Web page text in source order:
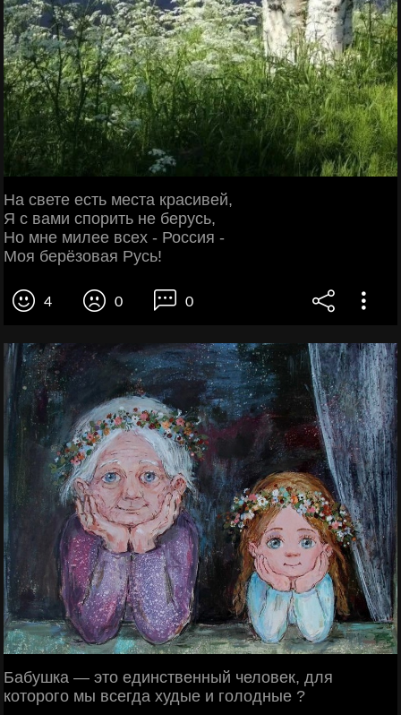
На свете есть места красивей,
Я с вами спорить не берусь,
Но мне милее всех - Россия -
Моя берёзовая Русь!
4 0 0
Бабушка — это единственный человек, для
которого мы всегда худые и голодные ?